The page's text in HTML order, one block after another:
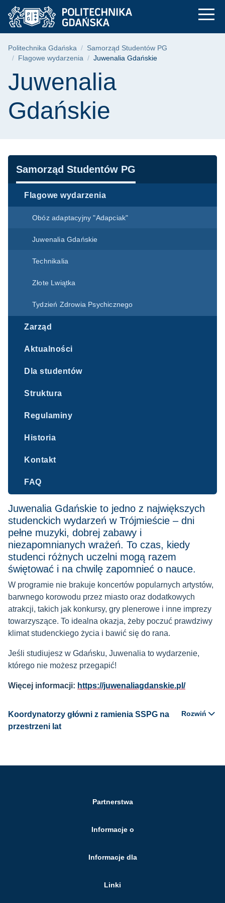
Przejdź
do
menu
Przejdź
do
wyszukiwarki
Przejdź
do
treści
Juwenalia
Ścieżka nawigacyjna
Politechnika Gdańska
Samorząd Studentów PG
Flagowe wydarzenia
Juwenalia Gdańskie
Treść strony
Juwenalia
Gdańskie
Nawigacja
Samorząd Studentów PG
Flagowe wydarzenia
Obóz adaptacyjny "Adapciak"
Juwenalia Gdańskie
Technikalia
Złote Lwiątka
Tydzień Zdrowia Psychicznego
Zarząd
Aktualności
Dla studentów
Struktura
Regulaminy
Historia
Kontakt
FAQ
Juwenalia Gdańskie to jedno z największych
studenckich wydarzeń w Trójmieście – dni
pełne muzyki, dobrej zabawy i
niezapomnianych wrażeń. To czas, kiedy
studenci różnych uczelni mogą razem
świętować i na chwilę zapomnieć o nauce.
W programie nie brakuje koncertów popularnych artystów,
barwnego korowodu przez miasto oraz dodatkowych
atrakcji, takich jak konkursy, gry plenerowe i inne imprezy
towarzyszące. To idealna okazja, żeby poczuć prawdziwy
klimat studenckiego życia i bawić się do rana.
Jeśli studiujesz w Gdańsku, Juwenalia to wydarzenie,
którego nie możesz przegapić!
Więcej informacji: https://juwenaliagdanskie.pl/
Koordynatorzy główni z ramienia SSPG na
przestrzeni lat
Rozwiń
Partnerstwa
Informacje o
Informacje dla
Linki